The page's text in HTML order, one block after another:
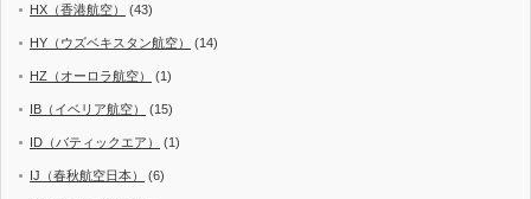
HX（香港航空） (43)
HY（ウズベキスタン航空） (14)
HZ（オーロラ航空） (1)
IB（イベリア航空） (15)
ID（バティックエア） (1)
IJ（春秋航空日本） (6)